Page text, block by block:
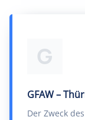
G
GFAW –
Der Zweck